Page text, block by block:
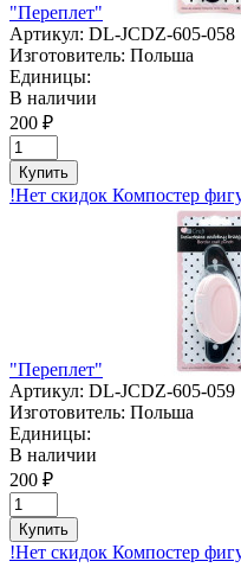
"Переплет"
Артикул: DL-JCDZ-605-058
Изготовитель: Польша
Единицы:
В наличии
200 ₽
Купить
!Нет скидок Компостер
"Переплет"
Артикул: DL-JCDZ-605-059
Изготовитель: Польша
Единицы:
В наличии
200 ₽
Купить
!Нет скидок Компостер